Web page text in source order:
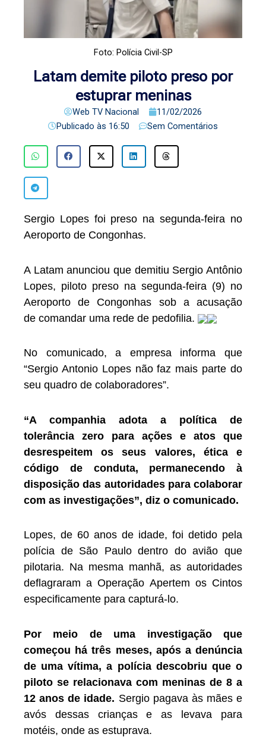
Foto: Polícia Civil-SP
Latam demite piloto preso por
estuprar meninas
Web TV Nacional
11/02/2026
Publicado às 16:50 Sem Comentários
Sergio Lopes foi preso na segunda-feira no
Aeroporto de Congonhas.
A Latam anunciou que demitiu Sergio Antônio
Lopes, piloto preso na segunda-feira (9) no
Aeroporto de Congonhas sob a acusação
de comandar uma rede de pedofilia.
No comunicado, a empresa informa que
“Sergio Antonio Lopes não faz mais parte do
seu quadro de colaboradores”.
“A companhia adota a política de
tolerância zero para ações e atos que
desrespeitem os seus valores, ética e
código de conduta, permanecendo à
disposição das autoridades para colaborar
com as investigações”, diz o comunicado.
Lopes, de 60 anos de idade, foi detido pela
polícia de São Paulo dentro do avião que
pilotaria. Na mesma manhã, as autoridades
deflagraram a Operação Apertem os Cintos
especificamente para capturá-lo.
Por meio de uma investigação que
começou há três meses, após a denúncia
de uma vítima, a polícia descobriu que o
piloto se relacionava com meninas de 8 a
12 anos de idade. Sergio pagava às mães e
avós dessas crianças e as levava para
motéis, onde as estuprava.